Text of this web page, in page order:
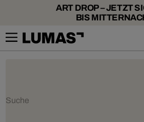
ART DROP – JETZT
BIS